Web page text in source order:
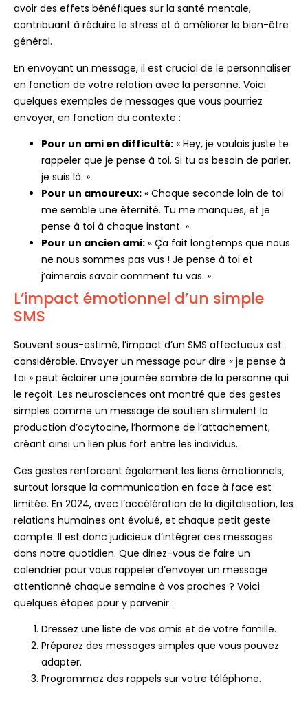
avoir des effets bénéfiques sur la santé mentale,
contribuant à réduire le stress et à améliorer le bien-être
général.
En envoyant un message, il est crucial de le personnaliser
en fonction de votre relation avec la personne. Voici
quelques exemples de messages que vous pourriez
envoyer, en fonction du contexte :
Pour un ami en difficulté: « Hey, je voulais juste te
rappeler que je pense à toi. Si tu as besoin de parler,
je suis là. »
Pour un amoureux: « Chaque seconde loin de toi
me semble une éternité. Tu me manques, et je
pense à toi à chaque instant. »
Pour un ancien ami: « Ça fait longtemps que nous
ne nous sommes pas vus ! Je pense à toi et
j’aimerais savoir comment tu vas. »
L’impact émotionnel d’un simple
SMS
Souvent sous-estimé, l’impact d’un SMS affectueux est
considérable. Envoyer un message pour dire « je pense à
toi » peut éclairer une journée sombre de la personne qui
le reçoit. Les neurosciences ont montré que des gestes
simples comme un message de soutien stimulent la
production d’ocytocine, l’hormone de l’attachement,
créant ainsi un lien plus fort entre les individus.
Ces gestes renforcent également les liens émotionnels,
surtout lorsque la communication en face à face est
limitée. En 2024, avec l’accélération de la digitalisation, les
relations humaines ont évolué, et chaque petit geste
compte. Il est donc judicieux d’intégrer ces messages
dans notre quotidien. Que diriez-vous de faire un
calendrier pour vous rappeler d’envoyer un message
attentionné chaque semaine à vos proches ? Voici
quelques étapes pour y parvenir :
Dressez une liste de vos amis et de votre famille.
Préparez des messages simples que vous pouvez
adapter.
Programmez des rappels sur votre téléphone.